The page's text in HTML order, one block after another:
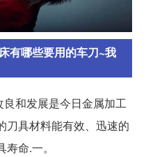
有哪些要用的车刀~我
和发展是今日金属加工
刀具材料能有效、迅速的
命.一。